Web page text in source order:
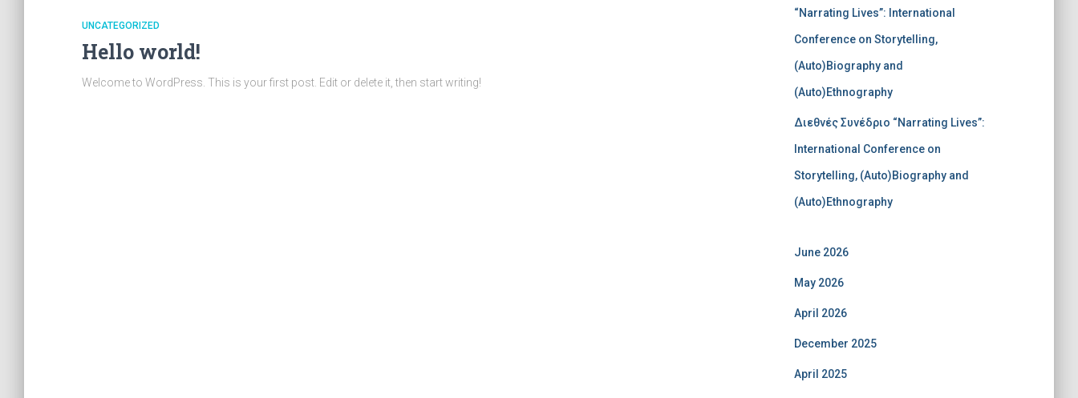
UNCATEGORIZED
Hello world!
Welcome to WordPress. This is your first post. Edit or delete it, then start writing!
“Narrating Lives”: International
Conference on Storytelling,
(Auto)Biography and
(Auto)Ethnography
Διεθνές Συνέδριο “Narrating Lives”:
International Conference on
Storytelling, (Auto)Biography and
(Auto)Ethnography
June 2026
May 2026
April 2026
December 2025
April 2025